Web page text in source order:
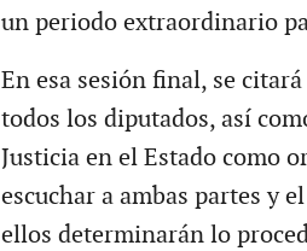
un periodo extraordinario
En esa sesión final, se
todos los diputados, así
Justicia en el Estado como
escuchar a ambas partes y
ellos determinarán lo